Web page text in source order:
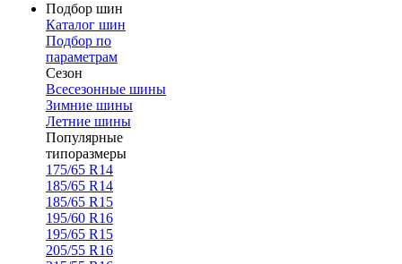
Подбор шин
Каталог шин
Подбор по
параметрам
Сезон
Всесезонные шины
Зимние шины
Летние шины
Популярные
типоразмеры
175/65 R14
185/65 R14
185/65 R15
195/60 R16
195/65 R15
205/55 R16